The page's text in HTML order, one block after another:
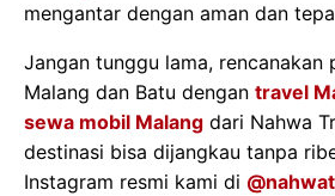
mengantar dengan aman dan
Jangan tunggu lama, rencanakan
Malang dan Batu dengan travel
sewa mobil Malang dari Nahwa
destinasi bisa dijangkau tanpa
Instagram resmi kami di